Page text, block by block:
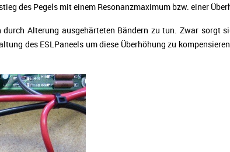
des Pegels mit einem Resonanzmaximum bzw. einer
Alterung ausgehärteten Bändern zu tun. Zwar sorgt
des ESLPaneels um diese Überhöhung zu